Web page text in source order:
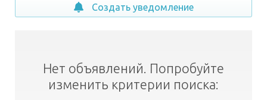
Создать уведомление
Нет объявлений. Попробуйте
изменить критерии поиска: